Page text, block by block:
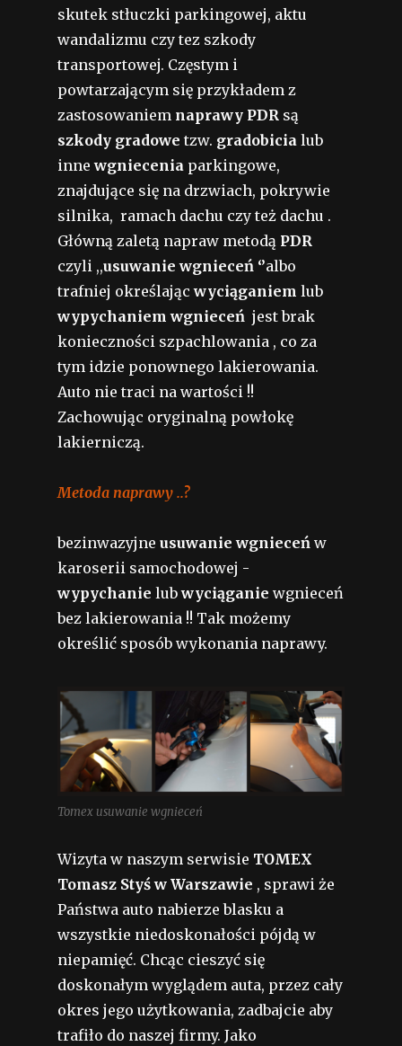
skutek stłuczki parkingowej, aktu
wandalizmu czy tez szkody
transportowej. Częstym i
powtarzającym się przykładem z
zastosowaniem naprawy PDRsą
szkody gradowe tzw. gradobicialub
innewgnieceniaparkingowe,
znajdujące się na drzwiach, pokrywie
silnika, ramach dachu czy też dachu .
Główną zaletą napraw metodą PDR
czyli ,,usuwanie wgnieceń ‘’albo
trafniej określającwyciąganiem lub
wypychaniem wgnieceńjest brak
konieczności szpachlowania , co za
tym idzie ponownego lakierowania.
Auto nie traci na wartości !!
Zachowując oryginalną powłokę
lakierniczą.
Metoda naprawy ..?
bezinwazyjne usuwanie wgnieceńw
karoserii samochodowej -
wypychanie lubwyciąganie wgnieceń
bez lakierowania !! Tak możemy
określić sposób wykonania naprawy.
Tomex usuwanie wgnieceń
Wizyta w naszym serwisie TOMEX
Tomasz Styś w Warszawie , sprawi że
Państwa auto nabierze blasku a
wszystkie niedoskonałości pójdą w
niepamięć. Chcąc cieszyć się
doskonałym wyglądem auta, przez cały
okres jego użytkowania, zadbajcie aby
trafiło do naszej firmy. Jako